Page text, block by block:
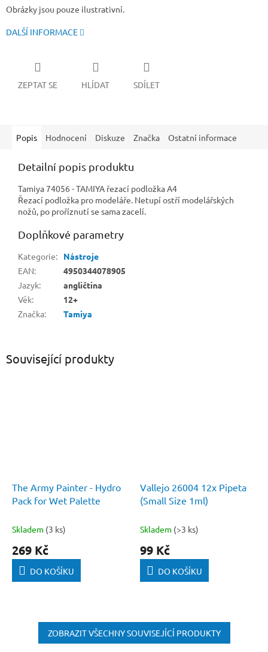
Obrázky jsou pouze ilustrativní.
DALŠÍ INFORMACE
ZEPTAT SE HLÍDAT SDÍLET
Související produkty
The Army Painter - Hydro
Pack for Wet Palette
Skladem (3 ks)
269 Kč
DO KOŠÍKU
Vallejo 26004 12x Pipeta
(Small Size 1ml)
Skladem (>3 ks)
99 Kč
DO KOŠÍKU
ZOBRAZIT VŠECHNY SOUVISEJÍCÍ PRODUKTY
Popis Hodnocení Diskuze Značka Ostatní informace
Detailní popis produktu
Tamiya 74056 - TAMIYA řezací podložka A4
Řezací podložka pro modeláře. Netupí ostří modelářských
nožů, po proříznutí se sama zacelí.
Doplňkové parametry
Kategorie:
Nástroje
EAN:
4950344078905
Jazyk:
angličtina
Věk:
12+
Značka: Tamiya